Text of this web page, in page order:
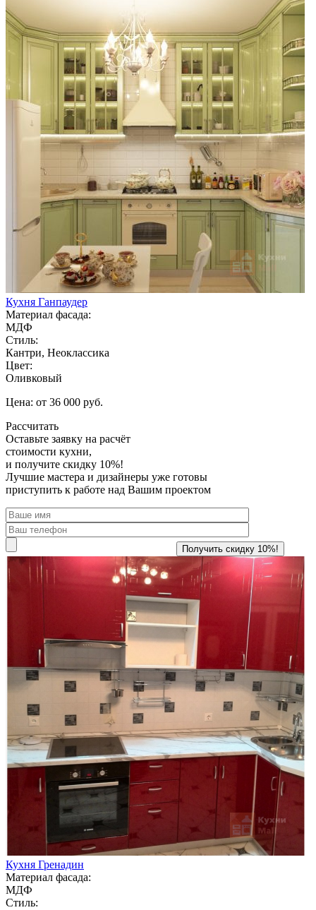
Кухня Ганпаудер
Материал фасада:
МДФ
Стиль:
Кантри, Неоклассика
Цвет:
Оливковый
Цена: от 36 000 руб.
Рассчитать
Оставьте заявку на расчёт
стоимости кухни,
и получите скидку 10%!
Лучшие мастера и дизайнеры уже готовы
приступить к работе над Вашим проектом
Кухня Гренадин
Материал фасада:
МДФ
Стиль: